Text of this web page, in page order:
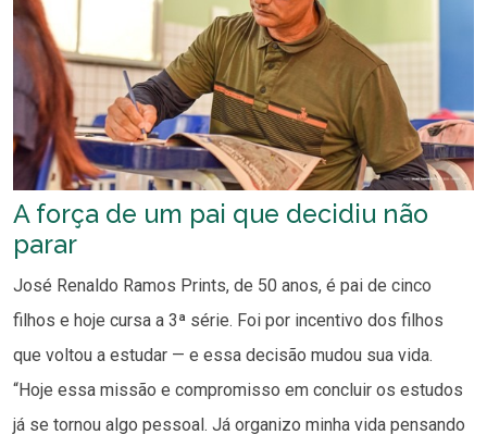
A força de um pai que decidiu não
parar
José Renaldo Ramos Prints, de 50 anos, é pai de cinco
filhos e hoje cursa a 3ª série. Foi por incentivo dos filhos
que voltou a estudar — e essa decisão mudou sua vida.
“Hoje essa missão e compromisso em concluir os estudos
já se tornou algo pessoal. Já organizo minha vida pensando